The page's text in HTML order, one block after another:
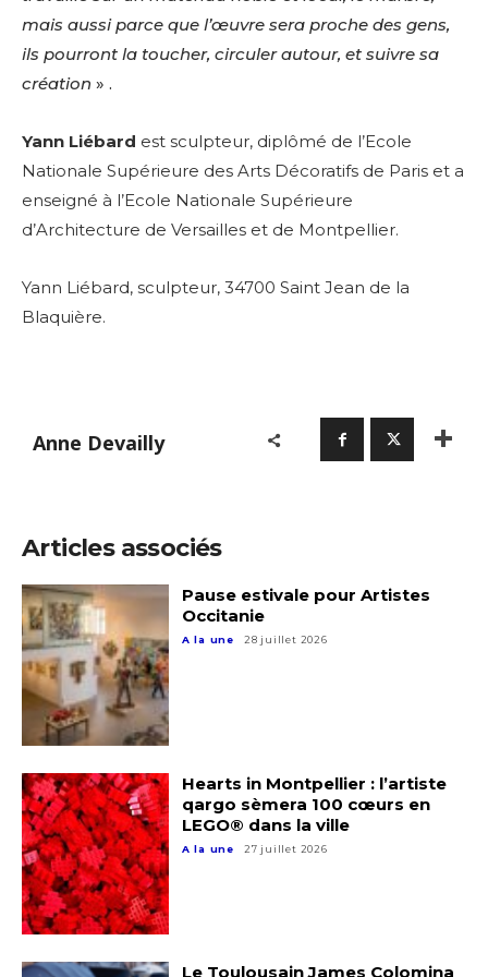
Adresse email*
Nom
Prénom
Adresse email*
mais aussi parce que l’œuvre sera proche des gens,
ils pourront la toucher, circuler autour, et suivre sa
création » .
Yann Liébard est sculpteur, diplômé de l’Ecole
Nationale Supérieure des Arts Décoratifs de Paris et a
enseigné à l’Ecole Nationale Supérieure
d’Architecture de Versailles et de Montpellier.
Yann Liébard, sculpteur, 34700 Saint Jean de la
Blaquière.
Anne Devailly
Articles associés
Pause estivale pour Artistes
Occitanie
A la une 28 juillet 2026
Hearts in Montpellier : l’artiste
qargo sèmera 100 cœurs en
LEGO® dans la ville
A la une 27 juillet 2026
Le Toulousain James Colomina